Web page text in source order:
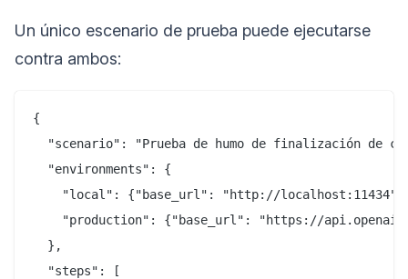
Un único escenario de prueba puede ejecutarse
contra ambos:
{
"scenario": "Prueba de humo de finalización de
  "environments": {
"local": {"base_url": "http://
"production": {"base_url": "https://
  },
  "steps": [